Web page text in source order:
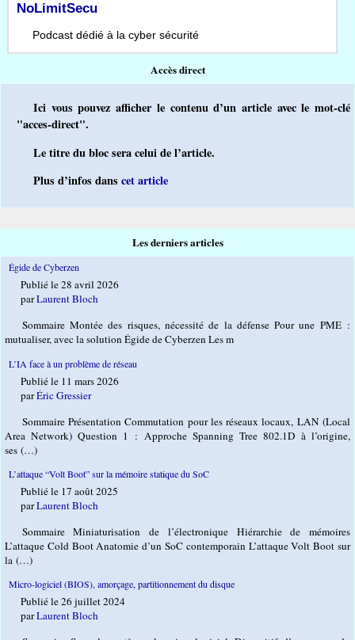
NoLimitSecu
Podcast dédié à la cyber sécurité
Accès direct
Ici vous pouvez afficher le contenu d’un article avec le mot-clé
"acces-direct".
Le titre du bloc sera celui de l’article.
Plus d’infos danscet article
Les derniers articles
Égide de Cyberzen
Publié le 28 avril 2026
parLaurent Bloch
Sommaire Montée des risques, nécessité de la défense Pour une PME :
mutualiser, avec la solution Égide de Cyberzen Les m
L’IA face à un problème de réseau
Publié le 11 mars 2026
parÉric Gressier
Sommaire Présentation Commutation pour les réseaux locaux, LAN (Local
Area Network) Question 1 : Approche Spanning Tree 802.1D à l’origine,
ses (…)
L’attaque “Volt Boot” sur la mémoire statique du SoC
Publié le 17 août 2025
parLaurent Bloch
Sommaire Miniaturisation de l’électronique Hiérarchie de mémoires
L’attaque Cold Boot Anatomie d’un SoC contemporain L’attaque Volt Boot sur
la (…)
Micro-logiciel (BIOS), amorçage, partitionnement du disque
Publié le 26 juillet 2024
parLaurent Bloch